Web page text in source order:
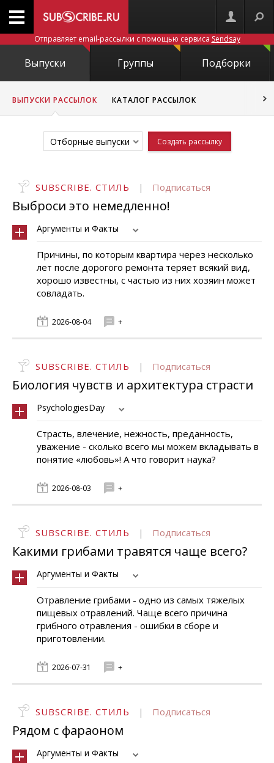
Отправляет email-рассылки с помощью сервиса Sendsay
Выпуски Группы Подборки
ВЫПУСКИ РАССЫЛОК КАТАЛОГ РАССЫЛОК
Отборные выпуски Создать рассылку
SUBSCRIBE. СТИЛЬ | Подписаться
Выброси это немедленно!
Аргументы и Факты
Причины, по которым квартира через несколько
лет после дорогого ремонта теряет всякий вид,
хорошо известны, с частью из них хозяин может
совладать.
2026-08-04 +
SUBSCRIBE. СТИЛЬ | Подписаться
Биология чувств и архитектура страсти
PsychologiesDay
Страсть, влечение, нежность, преданность,
уважение - сколько всего мы можем вкладывать в
понятие «любовь»! А что говорит наука?
2026-08-03 +
SUBSCRIBE. СТИЛЬ | Подписаться
Какими грибами травятся чаще всего?
Аргументы и Факты
Отравление грибами - одно из самых тяжелых
пищевых отравлений. Чаще всего причина
грибного отравления - ошибки в сборе и
приготовлении.
2026-07-31 +
SUBSCRIBE. СТИЛЬ | Подписаться
Рядом с фараоном
Аргументы и Факты